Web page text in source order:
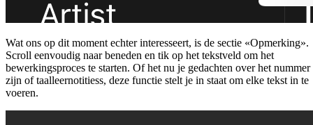
Wat ons op dit moment echter interesseert, is de sectie «Opmerking».
Scroll eenvoudig naar beneden en tik op het tekstveld om het
bewerkingsproces te starten. Of het nu je gedachten over het nummer
zijn of taalleernotitiess, deze functie stelt je in staat om elke tekst in te
voeren.